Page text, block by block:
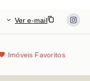
Ver e-mail
Imóveis Favoritos